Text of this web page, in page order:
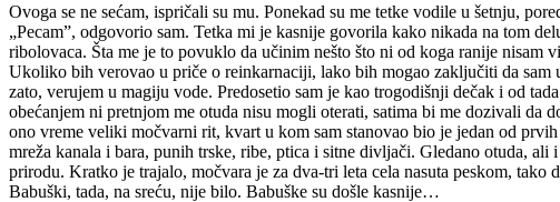
Ovoga se ne sećam, ispričali su mu. Ponekad su me tetke vodile u šetnju,
„Pecam”, odgovorio sam. Tetka mi je kasnije govorila kako nikada na tom
ribolovaca. Šta me je to povuklo da učinim nešto što ni od koga ranije nisam
Ukoliko bih verovao u priče o reinkarnaciji, lako bih mogao zaključiti da
zato, verujem u magiju vode. Predosetio sam je kao trogodišnji dečak i od
obećanjem ni pretnjom me otuda nisu mogli oterati, satima bi me dozivali da
ono vreme veliki močvarni rit, kvart u kom sam stanovao bio je jedan od
mreža kanala i bara, punih trske, ribe, ptica i sitne divljači. Gledano otuda, ali
prirodu. Kratko je trajalo, močvara je za dva-tri leta cela nasuta peskom, tako
Babuški, tada, na sreću, nije bilo. Babuške su došle kasnije…